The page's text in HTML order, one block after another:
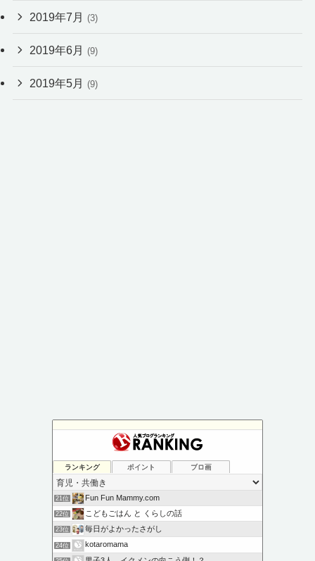
2019年7月 (3)
2019年6月 (9)
2019年5月 (9)
ランキング ポイント ブロ画
21位 Fun Fun Mammy.com
22位 こどもごはん と くらしの話
23位 毎日がよかったさがし
24位 kotaromama